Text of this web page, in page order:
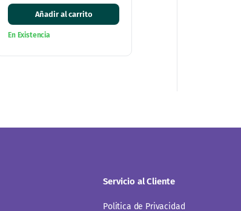
Añadir al carrito
En Existencia
Servicio al Cliente
Politica de Privacidad